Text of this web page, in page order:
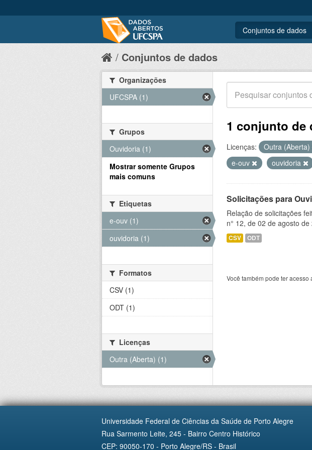
Conjuntos de dados
Conjuntos de dados
1 conjunto de
Licenças: Outra (Aberta)
e-ouv
ouvidoria
Solicitações para
Relação de solicitações
n° 12, de 02 de agosto
CSV ODT
Você também pode ter
Organizações
UFCSPA (1)
Grupos
Ouvidoria (1)
Mostrar somente Grupos
mais comuns
Etiquetas
e-ouv (1)
ouvidoria (1)
Formatos
CSV (1)
ODT (1)
Licenças
Outra (Aberta) (1)
Universidade Federal de Ciências da Saúde de Porto Alegre
Rua Sarmento Leite, 245 - Bairro Centro Histórico
CEP: 90050-170 - Porto Alegre/RS - Brasil